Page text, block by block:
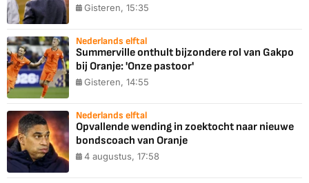
Gisteren, 15:35
Nederlands elftal
Summerville onthult bijzondere rol van Gakpo
bij Oranje: 'Onze pastoor'
Gisteren, 14:55
Nederlands elftal
Opvallende wending in zoektocht naar nieuwe
bondscoach van Oranje
4 augustus, 17:58